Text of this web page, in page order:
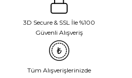
3D Secure & SSL İle %100
Güvenli Alışveriş
Tüm Alışverişlerinizde